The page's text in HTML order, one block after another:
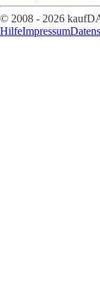
© 2008 - 2026
HilfeImpressum